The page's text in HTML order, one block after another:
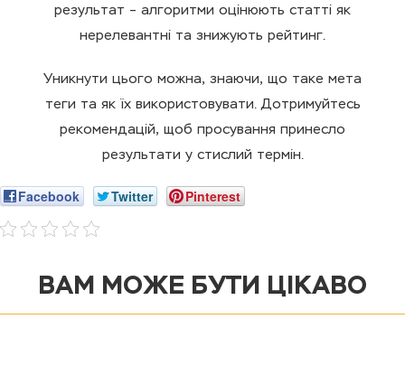
результат – алгоритми оцінюють статті як
нерелевантні та знижують рейтинг.
Уникнути цього можна, знаючи, що таке мета
теги та як їх використовувати. Дотримуйтесь
рекомендацій, щоб просування принесло
результати у стислий термін.
Facebook Twitter Pinterest
ВАМ МОЖЕ БУТИ ЦІКАВО